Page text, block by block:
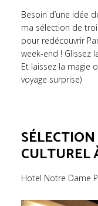
Besoin d’une idée
ma sélection de
pour redécouvrir
week-end ! Glissez
Et laissez la magie
voyage surprise)
CULTUREL
Hotel Notre Dame